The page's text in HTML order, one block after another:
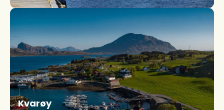
Kvarøy